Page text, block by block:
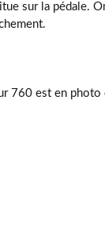
sur la pédale.
760 est en photo